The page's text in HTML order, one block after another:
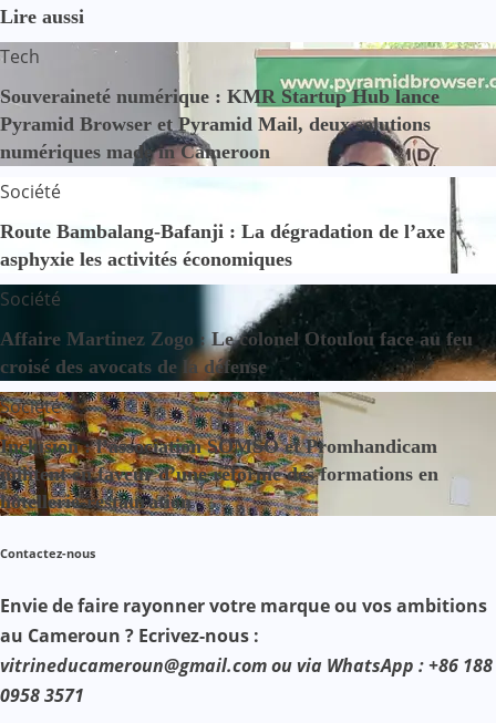
Lire aussi
Tech
Souveraineté numérique : KMR Startup Hub lance
Pyramid Browser et Pyramid Mail, deux solutions
numériques made in Cameroon
Société
Route Bambalang-Bafanji : La dégradation de l’axe
asphyxie les activités économiques
Société
Affaire Martinez Zogo : Le colonel Otoulou face au feu
croisé des avocats de la défense
Société
Inclusion : l’association SOMSO et Promhandicam
militent en faveur d’une réforme des formations en
hôtellerie-restauration
Contactez-nous
Envie de faire rayonner votre marque ou vos ambitions
au Cameroun ? Ecrivez-nous :
vitrineducameroun@gmail.com ou via WhatsApp : +86 188
0958 3571